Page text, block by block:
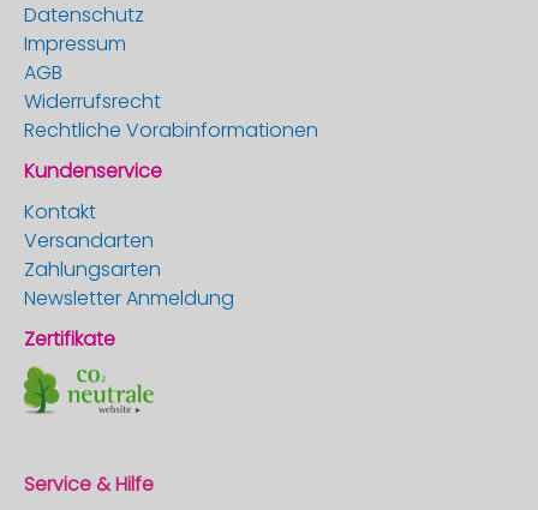
Datenschutz
Impressum
AGB
Widerrufsrecht
Rechtliche Vorabinformationen
Kundenservice
Kontakt
Versandarten
Zahlungsarten
Newsletter Anmeldung
Zertifikate
Service & Hilfe